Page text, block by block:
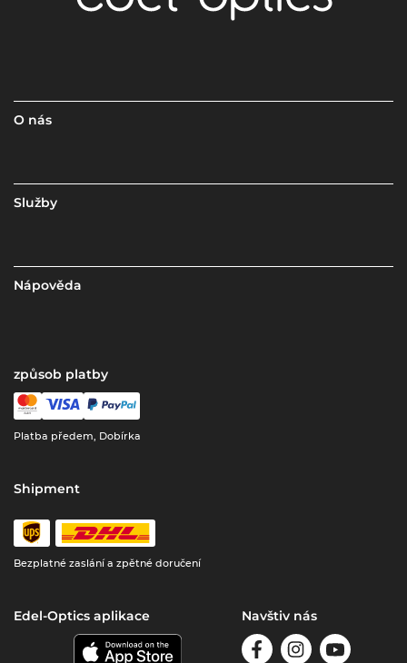
O nás
Služby
Nápověda
způsob platby
Platba předem, Dobírka
Shipment
Bezplatné zaslání a zpětné doručení
Edel-Optics aplikace Navštiv nás